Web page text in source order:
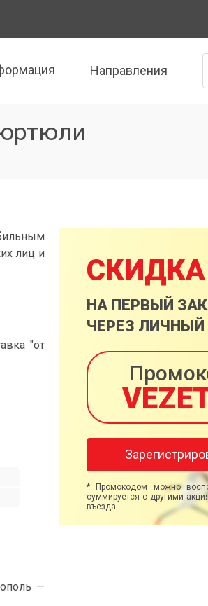
Направления
лиц и
"от
—
СКИДКА
НА ПЕРВЫЙ
ЧЕРЕЗ ЛИЧНЫЙ
* Промокодом можно
суммируется с другими
въезда.